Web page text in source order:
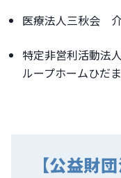
医療法人三秋会
特定非営利活動
ループホームひだ
【公益財